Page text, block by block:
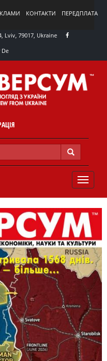
КОНТАКТИ ПЕРЕДПЛАТА
Lviv, 79017, Ukraine
De
TOGGLE